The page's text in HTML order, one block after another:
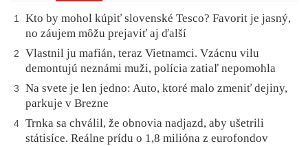
1
Kto by mohol kúpiť slovenské Tesco? Favorit je jasný,
no záujem môžu prejaviť aj ďalší
2
Vlastnil ju mafián, teraz Vietnamci. Vzácnu vilu
demontujú neznámi muži, polícia zatiaľ nepomohla
3
Na svete je len jedno: Auto, ktoré malo zmeniť dejiny,
parkuje v Brezne
4 Trnka sa chválil, že obnovia nadjazd, aby ušetrili
státisíce. Reálne prídu o 1,8 milióna z eurofondov